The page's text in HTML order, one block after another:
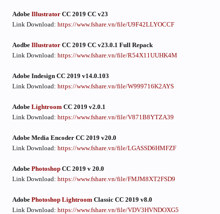
Adobe Illustrator CC 2019 CC v23
Link Download: https://www.fshare.vn/file/U9F42LLYOCCF
Aodbe Illustrator CC 2019 CC v23.0.1 Full Repack
Link Download: https://www.fshare.vn/file/R54X11UUHK4M
Adobe Indesign CC 2019 v14.0.103
Link Download: https://www.fshare.vn/file/W999716K2AYS
Adobe Lightroom CC 2019 v2.0.1
Link Download: https://www.fshare.vn/file/V871B8YTZA39
Adobe Media Encoder CC 2019 v20.0
Link Download: https://www.fshare.vn/file/LGASSD6HMFZF
Adobe Photoshop CC 2019 v 20.0
Link Download: https://www.fshare.vn/file/FMJM8XT2FSD9
Adobe Photoshop Lightroom Classic CC 2019 v8.0
Link Download: https://www.fshare.vn/file/VDV3HVNDOXG5